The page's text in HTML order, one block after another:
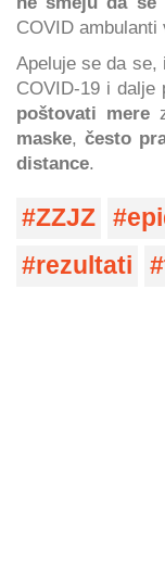
COVID ambulanti
Apeluje se da
COVID-19 i dalje
poštovati mere
maske, često
distance.
ZZJZ
rezultati